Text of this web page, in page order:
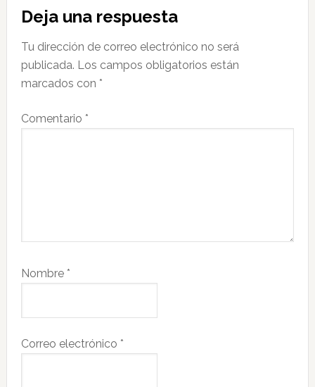
con
los
lectores
Deja una respuesta
Tu dirección de correo electrónico no será
publicada. Los campos obligatorios están
marcados con *
Comentario *
Nombre *
Correo electrónico *